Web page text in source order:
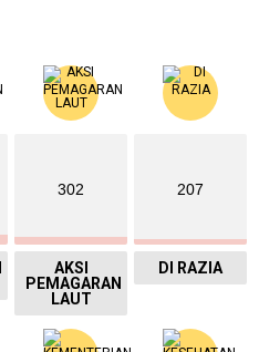
302
AKSI
PEMAGARAN
LAUT
207
DI RAZIA